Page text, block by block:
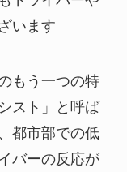
います
もう一つの特
スト」と呼ば
都市部での低
バーの反応が